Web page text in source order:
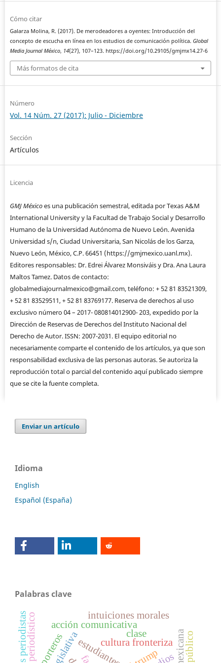
Cómo citar
Galarza Molina, R. (2017). De merodeadores a oyentes: Introducción del
concepto de escucha en línea en los estudios de comunicación política. Global
Media Journal México, 14(27), 107–123. https://doi.org/10.29105/gmjmx14.27-6
Más formatos de cita
Número
Vol. 14 Núm. 27 (2017): Julio - Diciembre
Sección
Artículos
Licencia
GMJ Méxicoes una publicación semestral, editada por Texas A&M
International University y la Facultad de Trabajo Social y Desarrollo
Humano de la Universidad Autónoma de Nuevo León. Avenida
Universidad s/n, Ciudad Universitaria, San Nicolás de los Garza,
Nuevo León, México, C.P. 66451 (https://gmjmexico.uanl.mx).
Editores responsables: Dr. Edrei Álvarez Monsiváis y Dra. Ana Laura
Maltos Tamez. Datos de contacto:
globalmediajournalmexico@gmail.com, teléfono: + 52 81 83521309,
+ 52 81 83529511, + 52 81 83769177. Reserva de derechos al uso
exclusivo número 04 – 2017- 080814012900- 203, expedido por la
Dirección de Reservas de Derechos del Instituto Nacional del
Derecho de Autor. ISSN: 2007-2031. El equipo editorial no
necesariamente comparte el contenido de los artículos, ya que son
responsabilidad exclusiva de las personas autoras. Se autoriza la
reproducción total o parcial del contenido aquí publicado siempre
que se cite la fuente completa.
Enviar un artículo
Idioma
English
Español (España)
Palabras clave
cultura fronteriza
clase
estudiantes
acción comunicativa
reporteros
intuiciones morales